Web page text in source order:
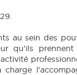
au sein des
qu’ils